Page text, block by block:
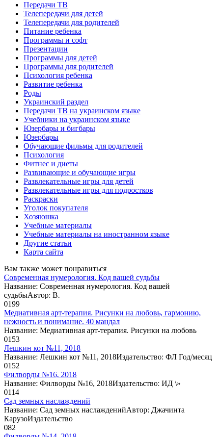
Передачи ТВ
Телепередачи для детей
Телепередачи для родителей
Питание ребенка
Программы и софт
Презентации
Программы для детей
Программы для родителей
Психология ребенка
Развитие ребенка
Роды
Украинский раздел
Передачи ТВ на украинском языке
Учебники на украинском языке
Юзербары и бигбары
Юзербары
Обучающие фильмы для родителей
Психология
Фитнес и диеты
Развивающие и обучающие игры
Развлекательные игры для детей
Развлекательные игры для подростков
Раскраски
Уголок покупателя
Хозяюшка
Учебные материалы
Учебные материалы на иностранном языке
Другие статьи
Карта сайта
Вам также может понравиться
Современная нумерология. Код вашей судьбы
Название: Современная нумерология. Код вашей
судьбыАвтор: В.
0199
Медиативная арт-терапия. Рисунки на любовь, гармонию,
нежность и понимание. 40 мандал
Название: Медиативная арт-терапия. Рисунки на любовь
0153
Лешкин кот №11, 2018
Название: Лешкин кот №11, 2018Издательство: ФЛ Год/месяц
0152
Филворды №16, 2018
Название: Филворды №16, 2018Издательство: ИД \»
0114
Сад земных наслаждений
Название: Сад земных наслажденийАвтор: Джачинта
КарузоИздательство
082